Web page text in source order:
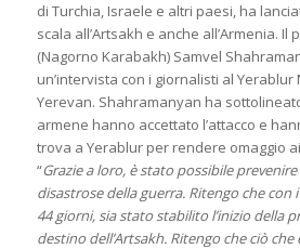
di Turchia, Israele e altri paesi, ha
scala all’Artsakh e anche all’Armenia. Il
(Nagorno Karabakh) Samvel
un’intervista con i giornalisti al
Yerevan. Shahramanyan ha
armene hanno accettato l’attacco e
trova a Yerablur per rendere omaggio
“Grazie a loro, è stato possibile
disastrose della guerra. Ritengo che con
44 giorni, sia stato stabilito l’inizio della
destino dell’Artsakh. Ritengo che ciò che